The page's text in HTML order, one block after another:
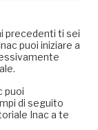
precedenti ti sei
puoi iniziare a
puoi
di seguito
Inac a te